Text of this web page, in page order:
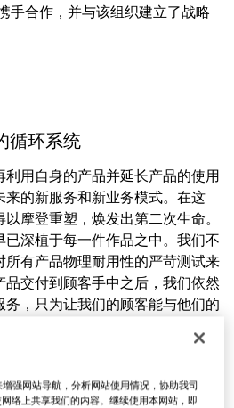
手合作，并与该组织建立了战略
循环系统
用自身的产品并延长产品的使用
的新服务和新业务模式。在这
摩登重塑，焕发出第二次生命。
深植于每一件作品之中。我们不
有产品物理耐用性的严苛测试来
交付到顾客手中之后，我们依然
，只为让我们的顾客能与他们的
工艺者及时为客户提供维修养护服
和创新是循环发展的核心。正因它
新，打造生生不息的循环系统。
强网站导航，分析网站使用情况，协助我司
络上共享我们的内容。继续使用本网站，即